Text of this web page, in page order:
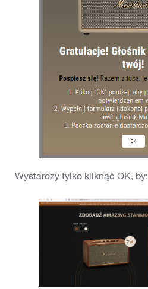
Wystarczy tylko kliknąć OK, by: